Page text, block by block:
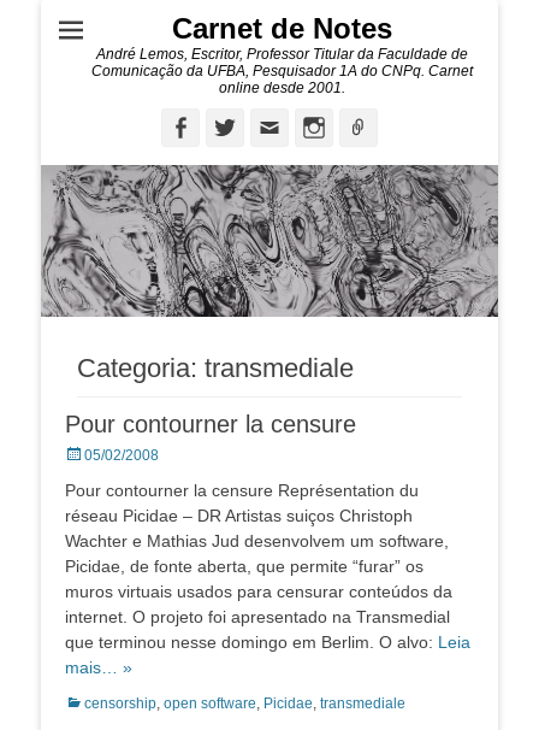
Carnet de Notes
André Lemos, Escritor, Professor Titular da Faculdade de
Comunicação da UFBA, Pesquisador 1A do CNPq. Carnet
online desde 2001.
FacebookTwitterEmail Instagram
Categoria: transmediale
Pour contourner la censure
Posted
05/02/2008
Pour contourner la censure Représentation du
réseau Picidae – DR Artistas suiços Christoph
Wachter e Mathias Jud desenvolvem um software,
Picidae, de fonte aberta, que permite “furar” os
muros virtuais usados para censurar conteúdos da
internet. O projeto foi apresentado na Transmedial
que terminou nesse domingo em Berlim. O alvo: Leia
mais… »
Categorias:
censorship, open software, Picidae, transmediale